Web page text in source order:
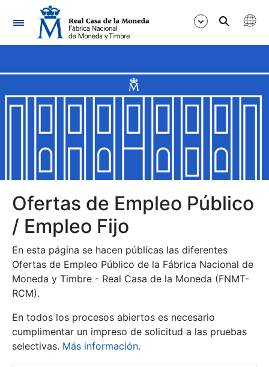
Navegación
Mostrar/Ocultar
Mostrar/Ocultar
Mostrar/Ocultar
Mostrar/Ocultar
Mostrar/Ocultar
Ofertas de Empleo Público
/ Empleo Fijo
En esta página se hacen públicas las diferentes
Ofertas de Empleo Público de la Fábrica Nacional de
Moneda y Timbre - Real Casa de la Moneda (FNMT-
RCM).
En todos los procesos abiertos es necesario
cumplimentar un impreso de solicitud a las pruebas
selectivas. Más información.